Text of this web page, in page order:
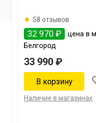
58 отзывов
32 970 ₽
цена в
Белгород
33 990 ₽
Наличие в магазинах